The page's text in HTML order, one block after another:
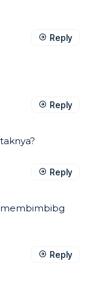
Reply
Reply
membimbibg
Reply
Reply